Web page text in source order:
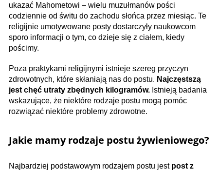
ukazać Mahometowi – wielu muzułmanów pości
codziennie od świtu do zachodu słońca przez miesiąc. Te
religijnie umotywowane posty dostarczyły naukowcom
sporo informacji o tym, co dzieje się z ciałem, kiedy
pościmy.
Poza praktykami religijnymi istnieje szereg przyczyn
zdrowotnych, które skłaniają nas do postu. Najczęstszą
jest chęć utraty zbędnych kilogramów. Istnieją badania
wskazujące, że niektóre rodzaje postu mogą pomóc
rozwiązać niektóre problemy zdrowotne.
Jakie mamy rodzaje postu żywieniowego?
Najbardziej podstawowym rodzajem postu jest post z